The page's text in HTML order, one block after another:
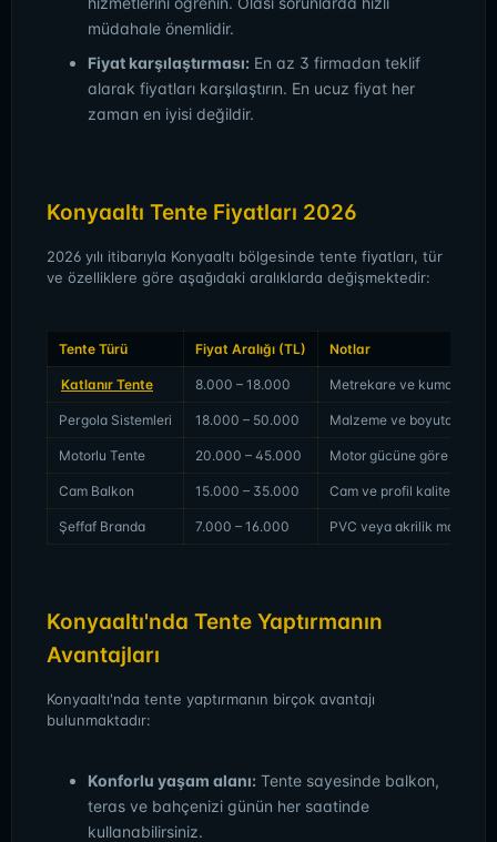
müdahale önemlidir.
Fiyat karşılaştırması: En az 3 firmadan teklif
alarak fiyatları karşılaştırın. En ucuz fiyat her
zaman en iyisi değildir.
Konyaaltı Tente Fiyatları 2026
2026 yılı itibarıyla Konyaaltı bölgesinde tente fiyatları, tür
ve özelliklere göre aşağıdaki aralıklarda değişmektedir:
Tente Türü Fiyat Aralığı (TL) Notlar
Katlanır Tente 8.000 – 18.000 Metrekare ve kumaş
Pergola Sistemleri 18.000 – 50.000 Malzeme ve boyuta göre
Motorlu Tente 20.000 – 45.000 Motor gücüne göre değişir
Cam Balkon 15.000 – 35.000 Cam ve profil kalitesine
Şeffaf Branda 7.000 – 16.000 PVC veya akrilik malzeme
Konyaaltı'nda Tente Yaptırmanın
Avantajları
Konyaaltı'nda tente yaptırmanın birçok avantajı
bulunmaktadır:
Konforlu yaşam alanı: Tente sayesinde balkon,
teras ve bahçenizi günün her saatinde
kullanabilirsiniz.